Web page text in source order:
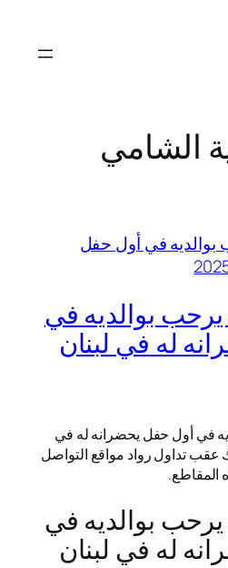
الشامي
بوالديه في
له في لبنان
في أول حفل يحضرانه له في
عقب تداول رواد مواقع التواصل
المقاطع.
بوالديه في
له في لبنان